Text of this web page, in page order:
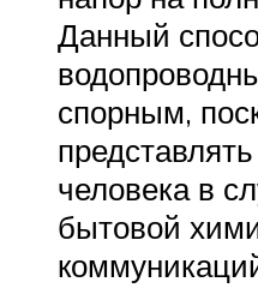
Данный
спорным,
человека в
бытовой